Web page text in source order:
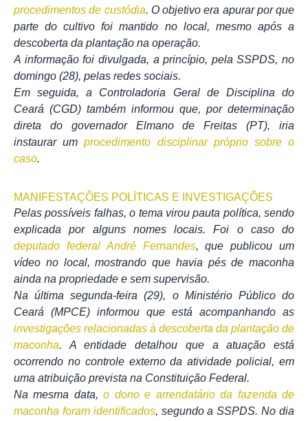
procedimentos de custódia. O objetivo era apurar por que
parte do cultivo foi mantido no local, mesmo após a
descoberta da plantação na operação.
A informação foi divulgada, a princípio, pela SSPDS, no
domingo (28), pelas redes sociais.
Em seguida, a Controladoria Geral de Disciplina do
Ceará (CGD) também informou que, por determinação
direta do governador Elmano de Freitas (PT), iria
instaurar umprocedimento disciplinar próprio sobre o
caso.
MANIFESTAÇÕES POLÍTICAS E INVESTIGAÇÕES
Pelas possíveis falhas, o tema virou pauta política, sendo
explicada por alguns nomes locais. Foi o caso do
deputado federal André Fernandes, que publicou um
vídeo no local, mostrando que havia pés de maconha
ainda na propriedade e sem supervisão.
Na última segunda-feira (29), o Ministério Público do
Ceará (MPCE) informou que está acompanhando as
investigações relacionadas à descoberta da plantação de
maconha. A entidade detalhou que a atuação está
ocorrendo no controle externo da atividade policial, em
uma atribuição prevista na Constituição Federal.
Na mesma data,o dono e arrendatário da fazenda de
maconha foram identificados, segundo a SSPDS. No dia